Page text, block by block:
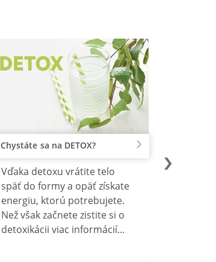
Chystáte sa na DETOX?
Vďaka detoxu vrátite telo
späť do formy a opäť získate
energiu, ktorú potrebujete.
Než však začnete zistite si o
detoxikácii viac informácií...